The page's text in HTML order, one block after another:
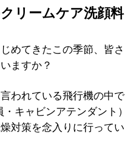
リームケア洗顔料
めてきたこの季節、皆さ
ますか？
われている飛行機の中で
キャビンアテンダント）
対策を念入りに行ってい